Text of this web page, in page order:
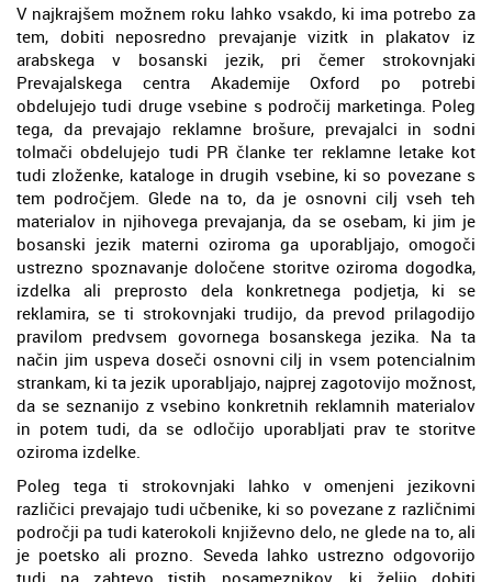
V najkrajšem možnem roku lahko vsakdo, ki ima potrebo za
tem, dobiti neposredno prevajanje vizitk in plakatov iz
arabskega v bosanski jezik, pri čemer strokovnjaki
Prevajalskega centra Akademije Oxford po potrebi
obdelujejo tudi druge vsebine s področij marketinga. Poleg
tega, da prevajajo reklamne brošure, prevajalci in sodni
tolmači obdelujejo tudi PR članke ter reklamne letake kot
tudi zloženke, kataloge in drugih vsebine, ki so povezane s
tem področjem. Glede na to, da je osnovni cilj vseh teh
materialov in njihovega prevajanja, da se osebam, ki jim je
bosanski jezik materni oziroma ga uporabljajo, omogoči
ustrezno spoznavanje določene storitve oziroma dogodka,
izdelka ali preprosto dela konkretnega podjetja, ki se
reklamira, se ti strokovnjaki trudijo, da prevod prilagodijo
pravilom predvsem govornega bosanskega jezika. Na ta
način jim uspeva doseči osnovni cilj in vsem potencialnim
strankam, ki ta jezik uporabljajo, najprej zagotovijo možnost,
da se seznanijo z vsebino konkretnih reklamnih materialov
in potem tudi, da se odločijo uporabljati prav te storitve
oziroma izdelke.
Poleg tega ti strokovnjaki lahko v omenjeni jezikovni
različici prevajajo tudi učbenike, ki so povezane z različnimi
področji pa tudi katerokoli književno delo, ne glede na to, ali
je poetsko ali prozno. Seveda lahko ustrezno odgovorijo
tudi na zahtevo tistih posameznikov, ki želijo dobiti